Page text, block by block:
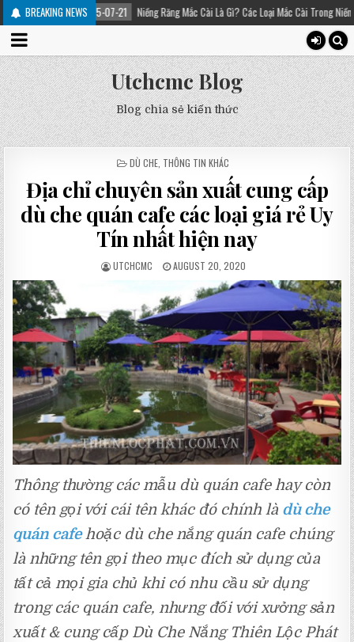
BREAKING NEWS
2025-07-21 Niềng Răng Mắc Cài Là Gì? Các Loại Mắc Cài Trong Niềng Răng –
Utchcmc Blog
Blog chia sẻ kiến thức
POSTED
DÙ CHE THÔNG TIN KHÁC
Địa chỉ chuyên sản xuất cung cấp
dù che quán cafe các loại giá rẻ Uy
Tín nhất hiện nay
UTCHCMC AUGUST 20, 2020
Thông thường các mẫu dù quán cafe hay còn
có tên gọi với cái tên khác đó chính là dù che
quán cafehoặc dù che nắng quán cafe chúng
là những tên gọi theo mục đích sử dụng của
tất cả mọi gia chủ khi có nhu cầu sử dụng
trong các quán cafe, nhưng đối với xưởng sản
xuất & cung cấp Dù Che Nắng Thiên Lộc Phát